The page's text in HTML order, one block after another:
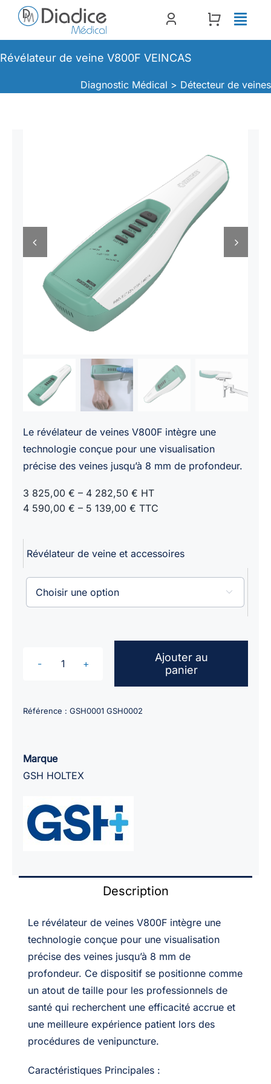
Passer
contenu
Révélateur de veine V800F VEINCAS
Diagnostic Médical > Détecteur de veines
Le révélateur de veines V800F intègre une
technologie conçue pour une visualisation
précise des veines jusqu’à 8 mm de profondeur.
3 825,00 € – 4 282,50 € HT
4 590,00 € – 5 139,00 € TTC
Révélateur de veine et accessoires

quantité
Révélateur
VEINCAS
Ajouter au
panier
Référence : GSH0001 GSH0002
Marque
GSH HOLTEX
Description
Le révélateur de veines V800F intègre une
technologie conçue pour une visualisation
précise des veines jusqu’à 8 mm de
profondeur. Ce dispositif se positionne comme
un atout de taille pour les professionnels de
santé qui recherchent une efficacité accrue et
une meilleure expérience patient lors des
procédures de venipuncture.
Caractéristiques Principales :